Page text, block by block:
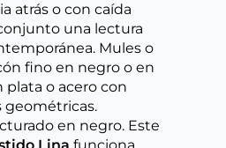
atrás o con caída
una lectura
Mules o
fino en negro o en
plata o acero con
geométricas.
en negro. Este